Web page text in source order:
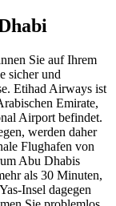
Sie auf Ihrem
sicher und
Etihad Airways ist
Emirate,
Airport befindet.
werden daher
Flughafen von
Abu Dhabis
als 30 Minuten,
Insel dagegen